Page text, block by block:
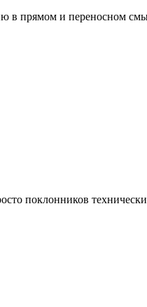
в прямом и переносном
поклонников